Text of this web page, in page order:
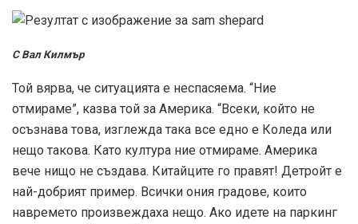
С Вал Килмър
Той вярва, че ситуацията е неспасяема. “Ние
отмираме”, казва той за Америка. “Всеки, който не
осъзнава това, изглежда така все едно е Коледа или
нещо такова. Като култура ние отмираме. Америка
вече нищо не създава. Китайците го правят! Детройт е
най-добрият пример. Всички ония градове, които
навремето произвеждаха нещо. Ако идете на паркинг